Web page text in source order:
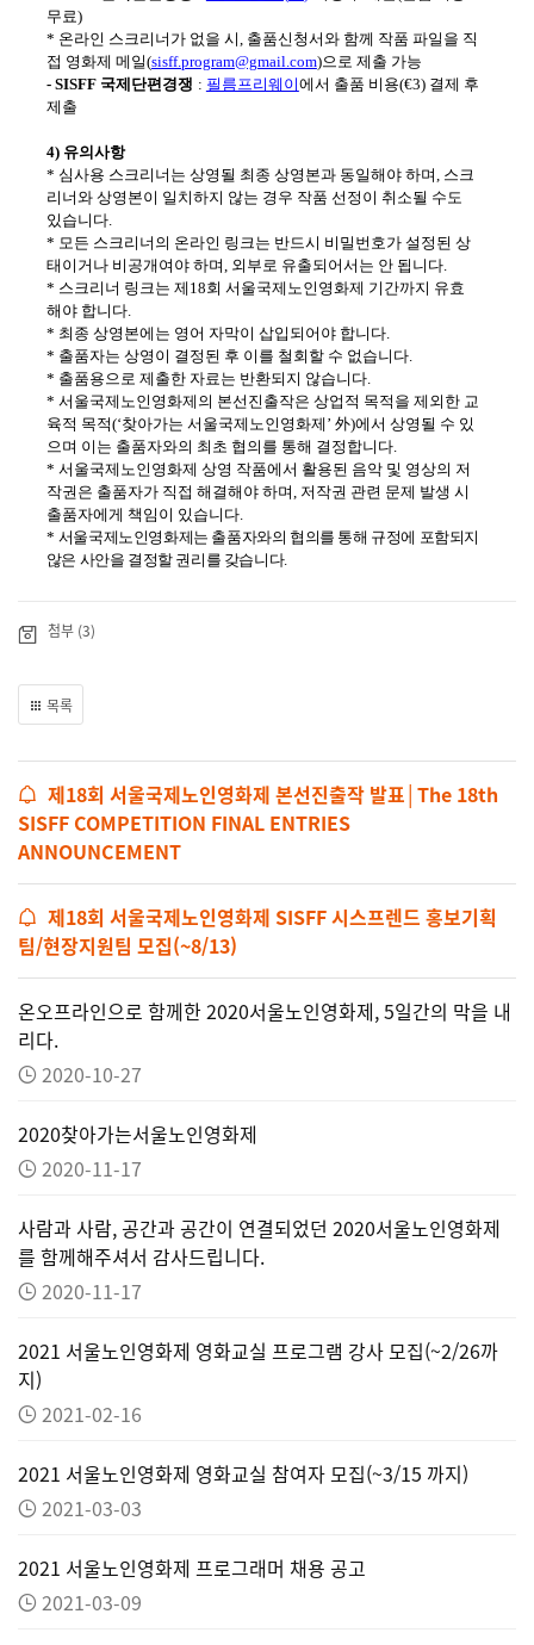
무료)
* 온라인 스크리너가 없을 시 출품신청서와 함께 작품 파일을 직
접 영화제 메일(sisff.program@gmail.com)으로 제출 가능
- SISFF 국제단편경쟁 : 필름프리웨이에서 출품 비용(€3) 결제 후
제출
4) 유의사항
* 심사용 스크리너는 상영될 최종 상영본과 동일해야 하며 스크
리너와 상영본이 일치하지 않는 경우 작품 선정이 취소될 수도
있습니다.
* 모든 스크리너의 온라인 링크는 반드시 비밀번호가 설정된 상
태이거나 비공개여야 하며 외부로 유출되어서는 안 됩니다.
* 스크리너 링크는 제 18회 서울국제노인영화제 기간까지 유효
해야 합니다.
* 최종 상영본에는 영어 자막이 삽입되어야 합니다.
* 출품자는 상영이 결정된 후 이를 철회할 수 없습니다.
* 출품용으로 제출한 자료는 반환되지 않습니다.
* 서울국제노인영화제의 본선진출작은 상업적 목적을 제외한 교
육적 목적(‘찾아가는 서울국제노인영화제 ’ 外)에서 상영될 수 있
으며 이는 출품자와의 최초 협의를 통해 결정합니다.
* 서울국제노인영화제 상영 작품에서 활용된 음악 및 영상의 저
작권은 출품자가 직접 해결해야 하며 저작권 관련 문제 발생 시
출품자에게 책임이 있습니다.
* 서울국제노인영화제는 출품자와의 협의를 통해 규정에 포함되지
않은 사안을 결정할 권리를 갖습니다.
첨부 (3)
목록
제18회 서울국제노인영화제 본선진출작 발표│The 18th
SISFF COMPETITION FINAL ENTRIES
ANNOUNCEMENT
제18회 서울국제노인영화제 SISFF 시스프렌드 홍보기획
팀/현장지원팀 모집(~8/13)
온오프라인으로 함께한 2020서울노인영화제, 5일간의 막을 내
리다.
2020-10-27
2020찾아가는서울노인영화제
2020-11-17
사람과 사람, 공간과 공간이 연결되었던 2020서울노인영화제
를 함께해주셔서 감사드립니다.
2020-11-17
2021 서울노인영화제 영화교실 프로그램 강사 모집(~2/26까
지)
2021-02-16
2021 서울노인영화제 영화교실 참여자 모집(~3/15 까지)
2021-03-03
2021 서울노인영화제 프로그래머 채용 공고
2021-03-09